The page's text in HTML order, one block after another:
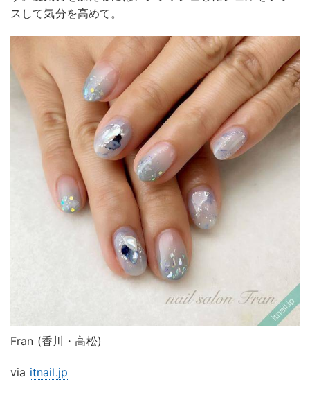
スして気分を高めて。
Fran (香川・高松)
via itnail.jp